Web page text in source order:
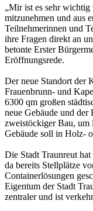
„Mir ist es sehr
mitzunehmen und aus
Teilnehmerinnen und
ihre Fragen direkt an
betonte Erster
Eröffnungsrede.
Der neue Standort der
Frauenbrunn- und
6300 qm großen
neue Gebäude und
zweistöckiger Bau, um
Gebäude soll in Holz-
Die Stadt Traunreut
da bereits Stellplätze
Containerlösungen
Eigentum der Stadt
zentraler und ist